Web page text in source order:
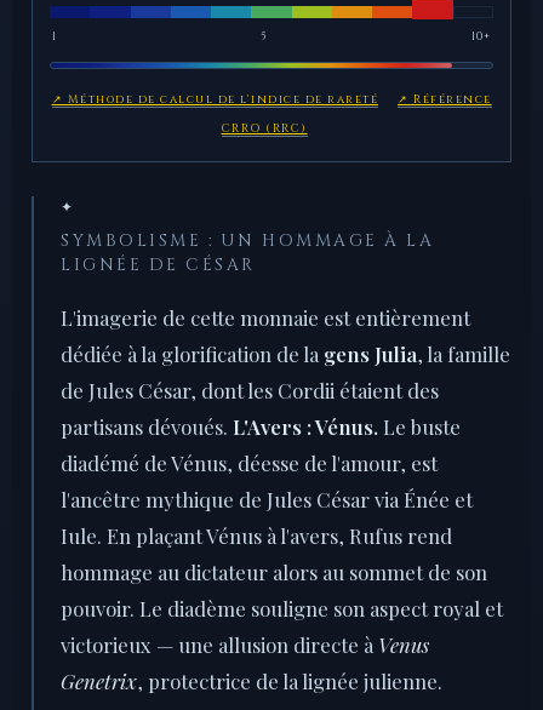
1 5 10+
↗ Méthode de calcul de l'indice de rareté
↗ Référence
CRRO (RRC)
✦
SYMBOLISME : UN HOMMAGE À LA
LIGNÉE DE CÉSAR
L'imagerie de cette monnaie est entièrement
dédiée à la glorification de la gens Julia, la famille
de Jules César, dont les Cordii étaient des
partisans dévoués. L'Avers : Vénus. Le buste
diadémé de Vénus, déesse de l'amour, est
l'ancêtre mythique de Jules César via Énée et
Iule. En plaçant Vénus à l'avers, Rufus rend
hommage au dictateur alors au sommet de son
pouvoir. Le diadème souligne son aspect royal et
victorieux — une allusion directe à Venus
Genetrix, protectrice de la lignée julienne.